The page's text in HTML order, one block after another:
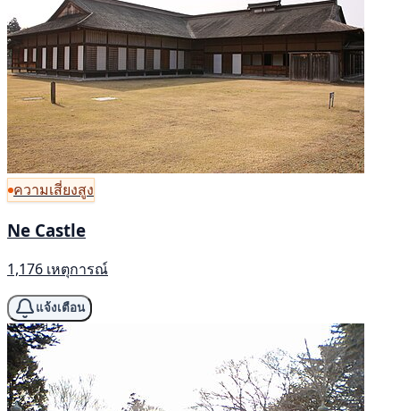
ความเสี่ยงสูง
Ne Castle
1,176 เหตุการณ์
แจ้งเตือน